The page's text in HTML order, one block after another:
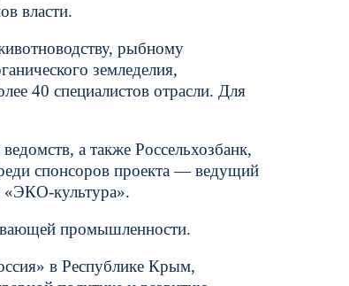
власти.
рыбному
земледелия,
40 специалистов отрасли. Для
а также Россельхозбанк,
спонсоров проекта — ведущий
«ЭКО-культура».
промышленности.
в Республике Крым,